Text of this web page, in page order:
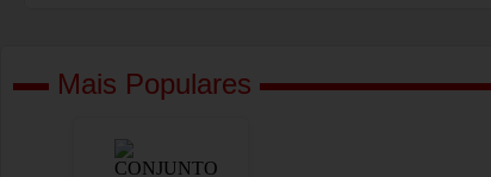
Mais Populares